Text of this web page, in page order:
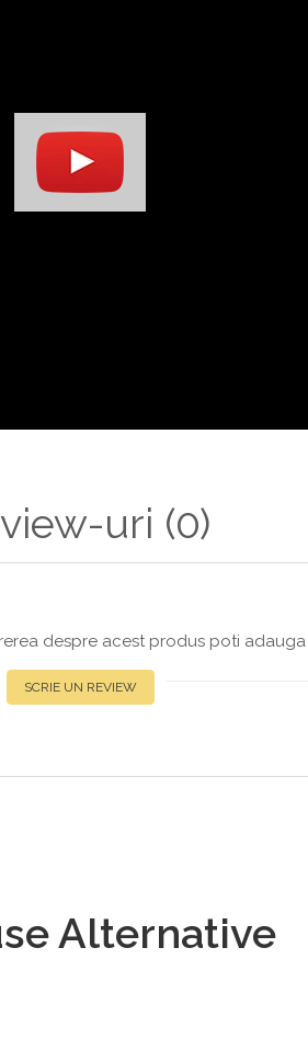
uri (0)
despre acest produs poti adauga
SCRIE UN REVIEW
Alternative